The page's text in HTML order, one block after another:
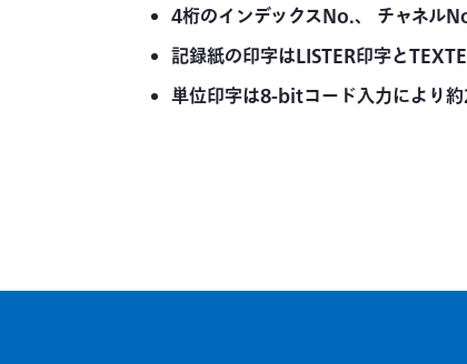
4桁のインデックスNo.、 チャネル
記録紙の印字はLISTER印字と
単位印字は8-bitコード入力により